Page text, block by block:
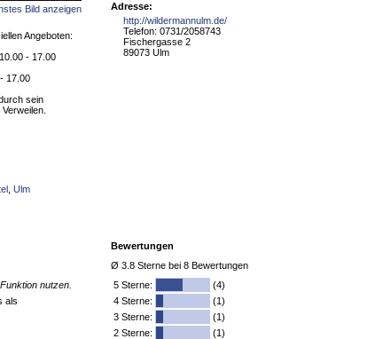
Adresse:
http://wildermannulm.de/
Telefon: 0731/2058743
Fischergasse 2
89073 Ulm
Bewertungen
Ø 3.8 Sterne bei 8 Bewertungen
5 Sterne:
(4)
4 Sterne:
(1)
3 Sterne:
(1)
2 Sterne:
(1)
Bild anzeigen
Angeboten:
- 17.00
17.00
sein
Ulm
nutzen.
als